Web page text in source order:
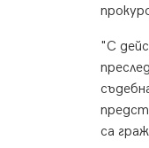
"С
са